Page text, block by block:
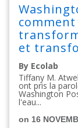
et
By Ecolab
Tiffany M.
ont pris la
Washington
l'eau...
on 16